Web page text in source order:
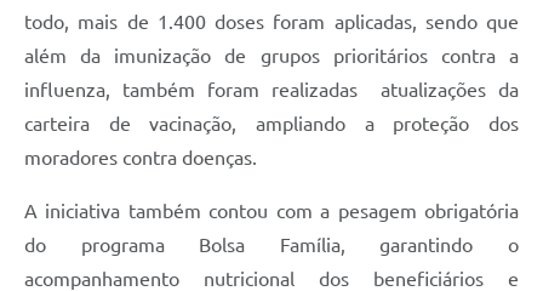
Secretaria de Saúde
SIC
2ª Via de Tributos
FAQ - Perguntas frequentes
Contato
todo, mais de 1.400 doses foram aplicadas, sendo que
além da imunização de grupos prioritários contra a
influenza, também foram realizadas atualizações da
carteira de vacinação, ampliando a proteção dos
moradores contra doenças.
A iniciativa também contou com a pesagem obrigatória
do programa Bolsa Família, garantindo o
acompanhamento nutricional dos beneficiários e